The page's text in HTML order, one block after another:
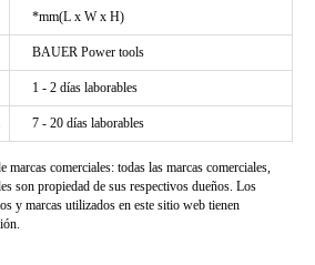
*mm(L x W x H)
BAUER Power tools
1 - 2 días laborables
7 - 20 días laborables
marcas comerciales: todas las marcas comerciales,
son propiedad de sus respectivos dueños. Los
y marcas utilizados en este sitio web tienen